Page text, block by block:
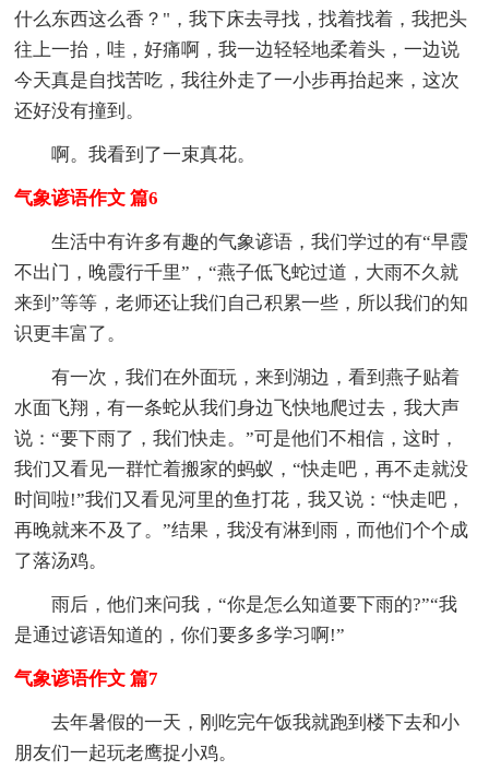
什么东西这么香？"，我下床去寻找，找着找着，我把头
往上一抬，哇，好痛啊，我一边轻轻地柔着头，一边说
今天真是自找苦吃，我往外走了一小步再抬起来，这次
还好没有撞到。
啊。我看到了一束真花。
气象谚语作文 篇6
生活中有许多有趣的气象谚语，我们学过的有“早霞
不出门，晚霞行千里”，“燕子低飞蛇过道，大雨不久就
来到”等等，老师还让我们自己积累一些，所以我们的知
识更丰富了。
有一次，我们在外面玩，来到湖边，看到燕子贴着
水面飞翔，有一条蛇从我们身边飞快地爬过去，我大声
说：“要下雨了，我们快走。”可是他们不相信，这时，
我们又看见一群忙着搬家的蚂蚁，“快走吧，再不走就没
时间啦!”我们又看见河里的鱼打花，我又说：“快走吧，
再晚就来不及了。”结果，我没有淋到雨，而他们个个成
了落汤鸡。
雨后，他们来问我，“你是怎么知道要下雨的?”“我
是通过谚语知道的，你们要多多学习啊!”
气象谚语作文 篇7
去年暑假的一天，刚吃完午饭我就跑到楼下去和小
朋友们一起玩老鹰捉小鸡。